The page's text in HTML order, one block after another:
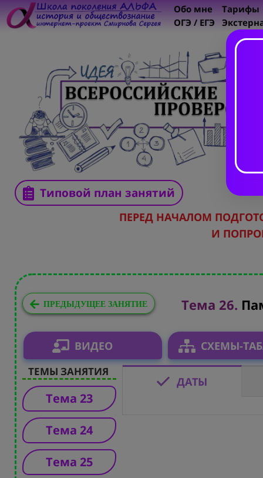
Обо мне
ОГЭ / ЕГЭ
Тарифы
Типовой план занятий
ПЕРЕД НАЧАЛОМ
И
ПРЕДЫДУЩЕЕ ЗАНЯТИЕ Тема 26.
ВИДЕО СХЕМЫ-
ТЕМЫ ЗАНЯТИЯ
Тема 23
Тема 24
Тема 25
ДАТЫ